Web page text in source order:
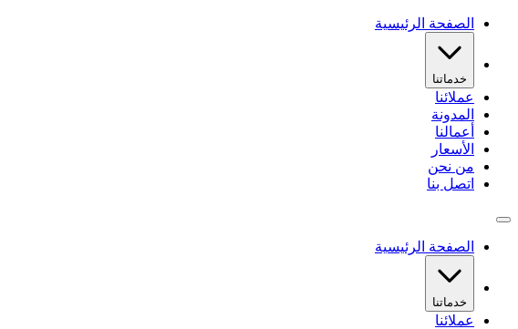
الصفحة الرئيسية
خدماتنا
عملائنا
المدونة
أعمالنا
الأسعار
من نحن
اتصل بنا
الصفحة الرئيسية
خدماتنا
عملائنا